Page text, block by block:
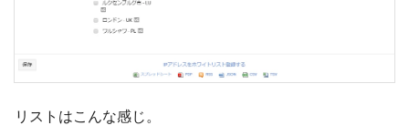
リストはこんな感じ。